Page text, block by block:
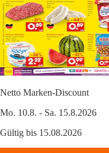
Netto Marken-Discount
Mo. 10.8. - Sa. 15.8.2026
Gültig bis 15.08.2026